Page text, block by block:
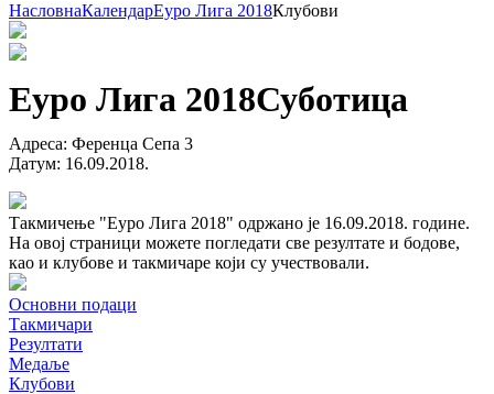
НасловнаКалендарЕуро Лига 2018Клубови
Еуро Лига 2018Суботица
Адреса: Ференца Сепа 3
Датум: 16.09.2018.
Такмичење "Еуро Лига 2018" одржано је 16.09.2018. године.
На овој страници можете погледати све резултате и бодове,
као и клубове и такмичаре који су учествовали.
Основни подаци
Такмичари
Резултати
Медаље
Клубови